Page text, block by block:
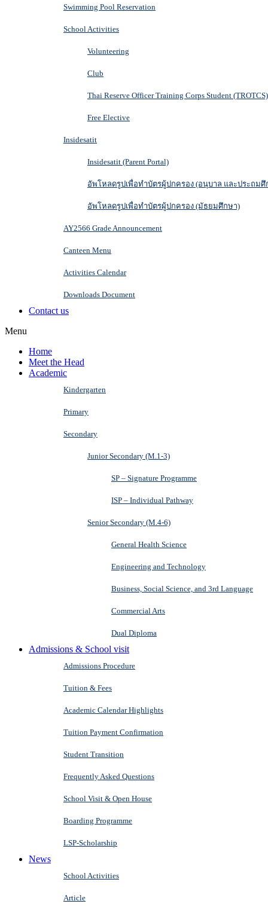
Swimming Pool Reservation
School Activities
Volunteering
Club
Thai Reserve Officer Training Corps Student (TROTCS)
Free Elective
Insidesatit
Insidesatit (Parent Portal)
อัพโหลดรูปเพื่อทำบัตรผู้ปกครอง (อนุบาล และประถมศึ
อัพโหลดรูปเพื่อทำบัตรผู้ปกครอง (มัธยมศึกษา)
AY2566 Grade Announcement
Canteen Menu
Activities Calendar
Downloads Document
Contact us
Menu
Home
Meet the Head
Academic
Kindergarten
Primary
Secondary
Junior Secondary (M.1-3)
SP – Signature Programme
ISP – Individual Pathway
Senior Secondary (M.4-6)
General Health Science
Engineering and Technology
Business, Social Science, and 3rd Language
Commercial Arts
Dual Diploma
Admissions & School visit
Admissions Procedure
Tuition & Fees
Academic Calendar Highlights
Tuition Payment Confirmation
Student Transition
Frequently Asked Questions
School Visit & Open House
Boarding Programme
LSP-Scholarship
News
School Activities
Article